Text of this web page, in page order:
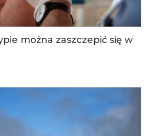
można zaszczepić się w